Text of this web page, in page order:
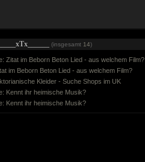
(insgesamt 14)
Zitat im Beborn Beton Lied - aus welchem Film?
im Beborn Beton Lied - aus welchem Film?
Kleider - Suche Shops im UK
Kennt ihr heimische Musik?
Kennt ihr heimische Musik?